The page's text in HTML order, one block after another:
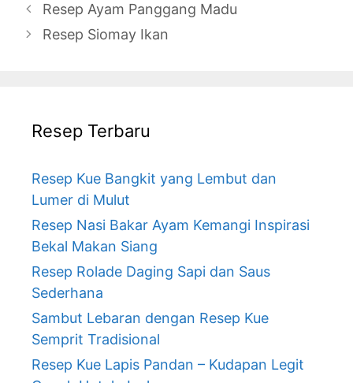
Resep Ayam Panggang Madu
Resep Siomay Ikan
Resep Terbaru
Resep Kue Bangkit yang Lembut dan
Lumer di Mulut
Resep Nasi Bakar Ayam Kemangi Inspirasi
Bekal Makan Siang
Resep Rolade Daging Sapi dan Saus
Sederhana
Sambut Lebaran dengan Resep Kue
Semprit Tradisional
Resep Kue Lapis Pandan – Kudapan Legit